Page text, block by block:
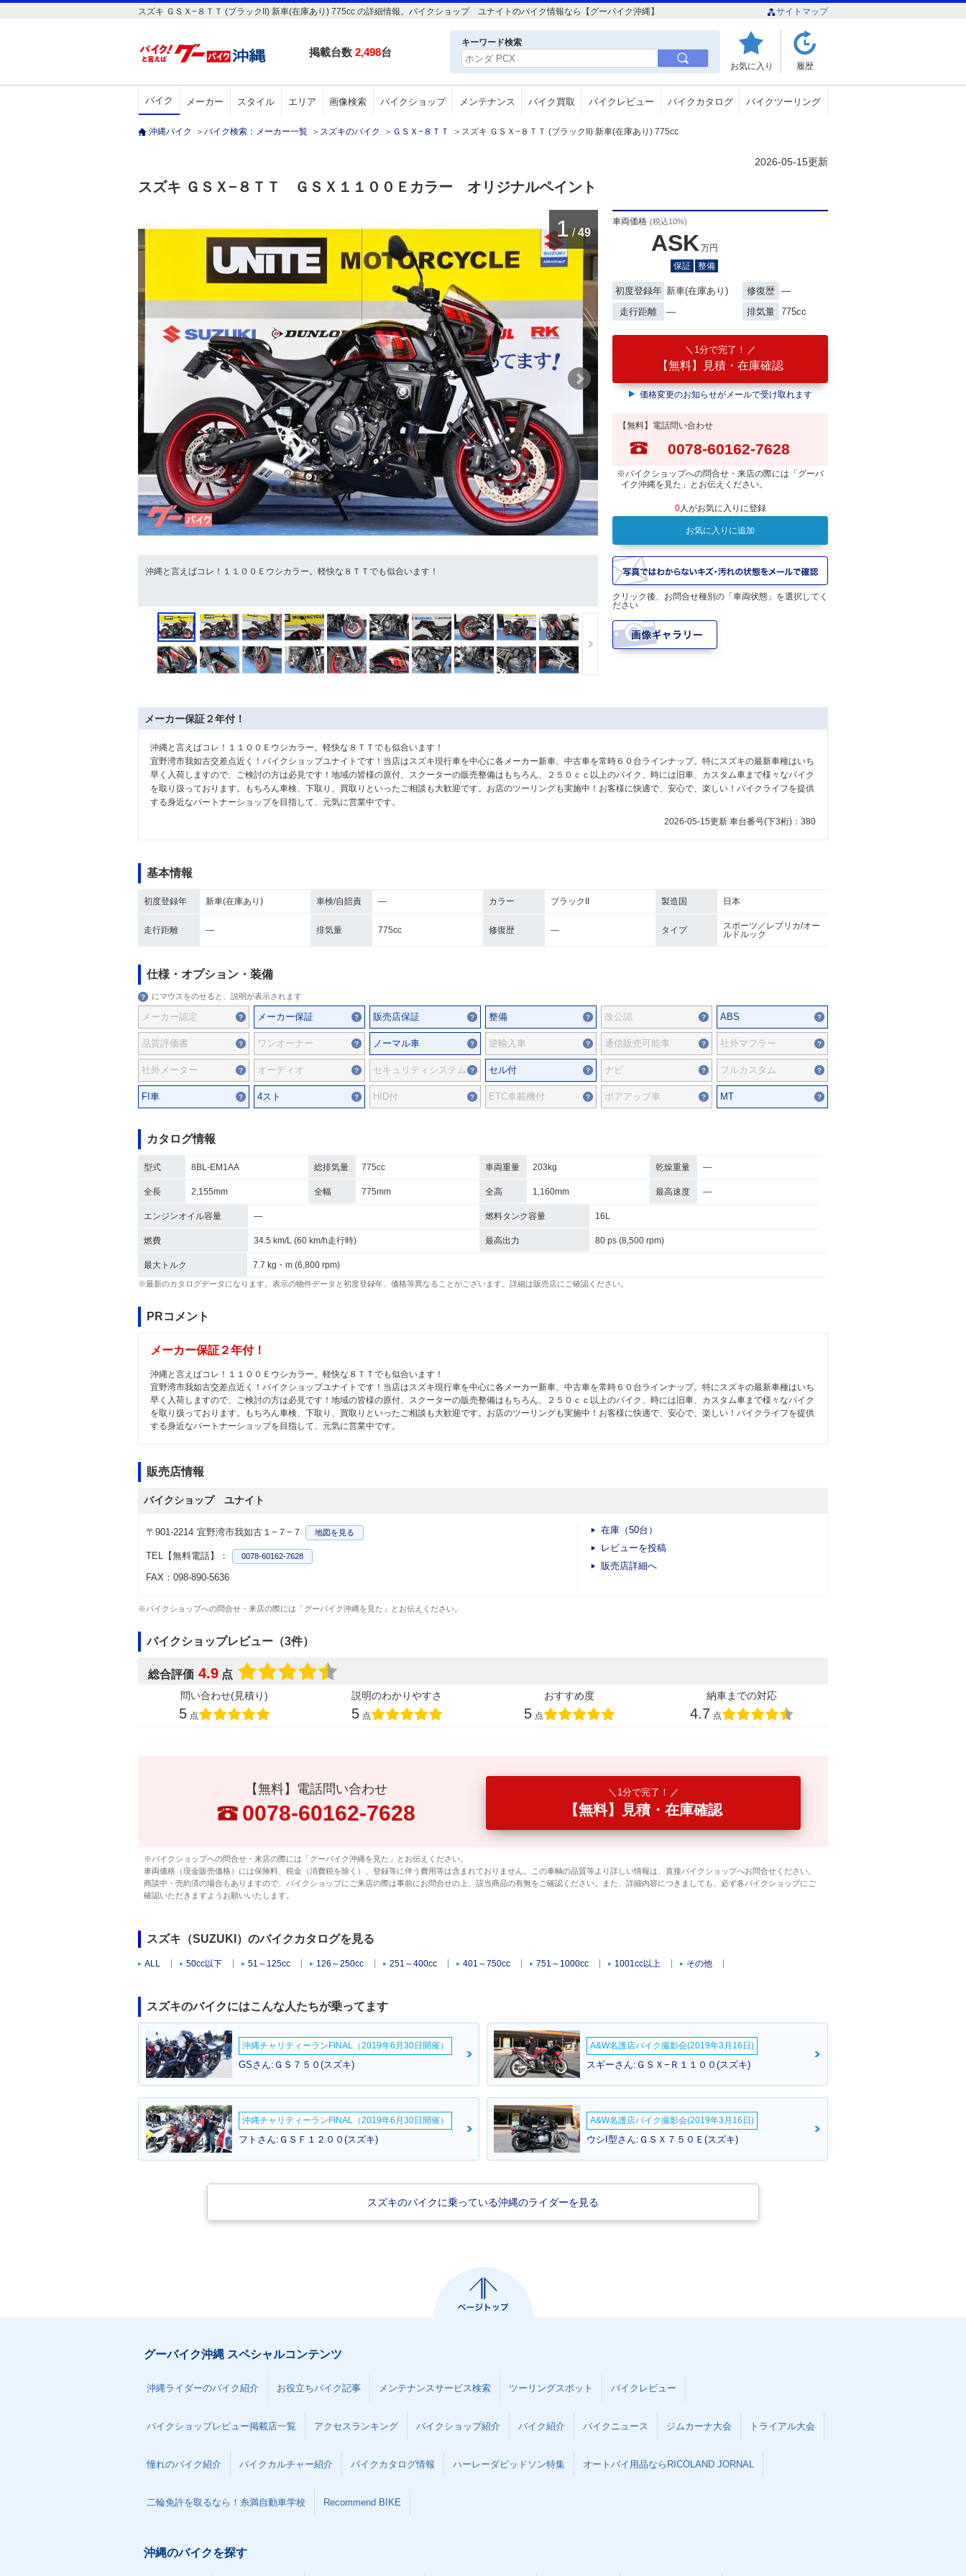
スズキ ＧＳＸ−８ＴＴ (ブラックII) 新車(在庫あり) 775cc の詳細情報。バイクショップ ユナイトのバイク情報なら【グーバイク沖縄】 サイトマップ
掲載台数 2,498台
キーワード検索
お気に入り 履歴
バイク メーカー スタイル エリア 画像検索 バイクショップ メンテナンス バイク買取 バイクレビュー バイクカタログ バイクツーリング
沖縄バイク ＞ バイク検索：メーカー一覧 ＞ スズキのバイク ＞ ＧＳＸ−８ＴＴ ＞ スズキ ＧＳＸ−８ＴＴ (ブラックII) 新車(在庫あり) 775cc
2026-05-15更新
スズキ ＧＳＸ−８ＴＴ ＧＳＸ１１００Ｅカラー オリジナルペイント
1 / 49
沖縄と言えばコレ！１１００Ｅウシカラー。軽快な８ＴＴでも似合います！ その他カスタムカラーご相談下さい。
車両価格 (税込10%)
ASK 万円
保証
整備
初度登録年 新車(在庫あり) 修復歴
―
走行距離
― 排気量 775cc
1分で完了！
【無料】見積・在庫確認
価格変更のお知らせがメールで受け取れます
【無料】電話問い合わせ
0078-60162-7628
※バイクショップへの問合せ・来店の際には「グーバ
イク沖縄を見た」とお伝えください。
0人がお気に入りに登録
お気に入りに追加
クリック後、お問合せ種別の「車両状態」を選択してく
ださい
メーカー保証２年付！
沖縄と言えばコレ！１１００Ｅウシカラー。軽快な８ＴＴでも似合います！
宜野湾市我如古交差点近く！バイクショップユナイトです！当店はスズキ現行車を中心に各メーカー新車、中古車を常時６０台ラインナップ。特にスズキの最新車種はいち
早く入荷しますので、ご検討の方は必見です！地域の皆様の原付、スクーターの販売整備はもちろん、２５０ｃｃ以上のバイク、時には旧車、カスタム車まで様々なバイク
を取り扱っております。もちろん車検、下取り、買取りといったご相談も大歓迎です。お店のツーリングも実施中！お客様に快適で、安心で、楽しい！バイクライフを提供
する身近なパートナーショップを目指して、元気に営業中です。
2026-05-15更新 車台番号(下3桁)：380
基本情報
初度登録年 新車(在庫あり) 車検/自賠責 ― カラー ブラックII 製造国 日本
走行距離 ― 排気量 775cc 修復歴 ― タイプ
スポーツ／レプリカ/オー
ルドルック
仕様・オプション・装備
にマウスをのせると、説明が表示されます
メーカー認定 メーカー保証 販売店保証 整備 改公認 ABS
品質評価書 ワンオーナー ノーマル車 逆輸入車 通信販売可能車 社外マフラー
社外メーター オーディオ セキュリティシステム セル付 ナビ フルカスタム
FI車 4スト HID付 ETC車載機付 ボアアップ車 MT
カタログ情報
型式 8BL-EM1AA 総排気量 775cc 車両重量 203kg 乾燥重量 ―
全長 2,155mm 全幅 775mm 全高 1,160mm 最高速度 ―
エンジンオイル容量 ― 燃料タンク容量 16L
燃費 34.5 km/L (60 km/h走行時) 最高出力 80 ps (8,500 rpm)
最大トルク 7.7 kg・m (6,800 rpm)
※最新のカタログデータになります。表示の物件データと初度登録年、価格等異なることがございます。詳細は販売店にご確認ください。
PRコメント
メーカー保証２年付！
沖縄と言えばコレ！１１００Ｅウシカラー。軽快な８ＴＴでも似合います！
宜野湾市我如古交差点近く！バイクショップユナイトです！当店はスズキ現行車を中心に各メーカー新車、中古車を常時６０台ラインナップ。特にスズキの最新車種はいち
早く入荷しますので、ご検討の方は必見です！地域の皆様の原付、スクーターの販売整備はもちろん、２５０ｃｃ以上のバイク、時には旧車、カスタム車まで様々なバイク
を取り扱っております。もちろん車検、下取り、買取りといったご相談も大歓迎です。お店のツーリングも実施中！お客様に快適で、安心で、楽しい！バイクライフを提供
する身近なパートナーショップを目指して、元気に営業中です。
販売店情報
バイクショップ ユナイト
〒901-2214 宜野湾市我如古１−７−７ 地図を見る
TEL【無料電話】： 0078-60162-7628
FAX：098-890-5636
在庫（50台）
レビューを投稿
販売店詳細へ
※バイクショップへの問合せ・来店の際には「グーバイク沖縄を見た」とお伝えください。
バイクショップレビュー（3件）
総合評価 4.9 点
問い合わせ(見積り)
5 点
説明のわかりやすさ
5 点
おすすめ度
5 点
納車までの対応
4.7 点
【無料】電話問い合わせ
0078-60162-7628
1分で完了！
【無料】見積・在庫確認
※バイクショップへの問合せ・来店の際には「グーバイク沖縄を見た」とお伝えください。
車両価格（現金販売価格）には保険料、税金（消費税を除く）、登録等に伴う費用等は含まれておりません。この車輌の品質等より詳しい情報は、直接バイクショップへお問合せください。
商談中・売約済の場合もありますので、バイクショップにご来店の際は事前にお問合せの上、該当商品の有無をご確認ください。また、詳細内容につきましても、必ず各バイクショップにご
確認いただきますようお願いいたします。
スズキ（SUZUKI）のバイクカタログを見る
ALL 50cc以下 51～125cc 126～250cc 251～400cc 401～750cc 751～1000cc 1001cc以上 その他
スズキのバイクにはこんな人たちが乗ってます
沖縄チャリティーランFINAL（2019年6月30日開催）
GSさん:ＧＳ７５０(スズキ)
A&W名護店バイク撮影会(2019年3月16日)
スギーさん:ＧＳＸ−Ｒ１１００(スズキ)
沖縄チャリティーランFINAL（2019年6月30日開催）
フトさん:ＧＳＦ１２００(スズキ)
A&W名護店バイク撮影会(2019年3月16日)
ウシI型さん:ＧＳＸ７５０Ｅ(スズキ)
スズキのバイクに乗っている沖縄のライダーを見る
グーバイク沖縄 スペシャルコンテンツ
沖縄ライダーのバイク紹介 お役立ちバイク記事 メンテナンスサービス検索 ツーリングスポット バイクレビュー
バイクショップレビュー掲載店一覧 アクセスランキング バイクショップ紹介 バイク紹介 バイクニュース ジムカーナ大会 トライアル大会
憧れのバイク紹介 バイクカルチャー紹介 バイクカタログ情報 ハーレーダビッドソン特集 オートバイ用品ならRICOLAND JORNAL
二輪免許を取るなら！糸満自動車学校 Recommend BIKE
沖縄のバイクを探す